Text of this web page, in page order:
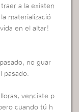
a la existen
materializació
en el altar!
no guar
pasado.
venciste p
cuando tú h